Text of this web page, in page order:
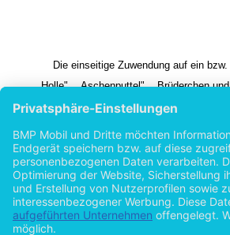
Die einseitige Zuwendung auf ein
Holle", ,,Aschenputtel", ,,Brüderchen
äuglein und Dreiäuglein" vor. Die zwei
sind die Geschwister sehr
Der Identifikationsgrad innerhalb der
verändern. ,,Voraussetzung für
fühle wie Nähe, Sympathie, Zuneigung,